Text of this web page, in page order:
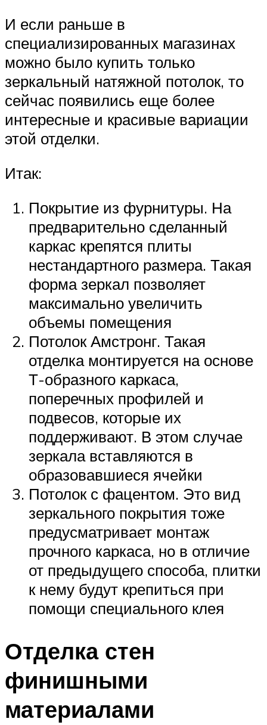
И если раньше в
специализированных магазинах
можно было купить только
зеркальный натяжной потолок, то
сейчас появились еще более
интересные и красивые вариации
этой отделки.
Итак:
Покрытие из фурнитуры. На
предварительно сделанный
каркас крепятся плиты
нестандартного размера. Такая
форма зеркал позволяет
максимально увеличить
объемы помещения
Потолок Амстронг. Такая
отделка монтируется на основе
Т-образного каркаса,
поперечных профилей и
подвесов, которые их
поддерживают. В этом случае
зеркала вставляются в
образовавшиеся ячейки
Потолок с фацентом. Это вид
зеркального покрытия тоже
предусматривает монтаж
прочного каркаса, но в отличие
от предыдущего способа, плитки
к нему будут крепиться при
помощи специального клея
Отделка стен
финишными
материалами